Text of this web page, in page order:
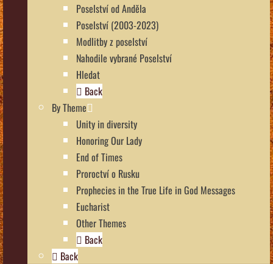
Poselství od Anděla
Poselství (2003-2023)
Modlitby z poselství
Nahodile vybrané Poselství
Hledat
Back
By Theme
Unity in diversity
Honoring Our Lady
End of Times
Proroctví o Rusku
Prophecies in the True Life in God Messages
Eucharist
Other Themes
Back
Back